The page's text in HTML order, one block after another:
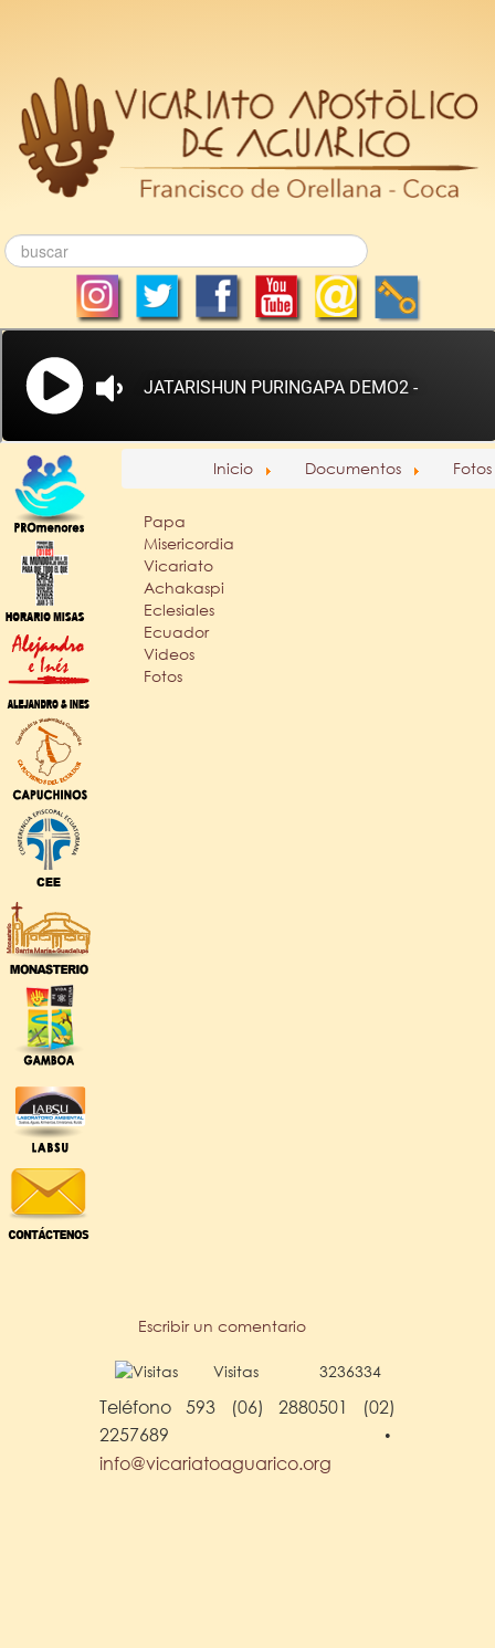
Inicio Documentos Fotos
Papa
Misericordia
Vicariato
Achakaspi
Eclesiales
Ecuador
Videos
Fotos
Escribir un comentario
Visitas 3236334
Teléfono 593 (06) 2880501 (02)
2257689 •
info@vicariatoaguarico.org